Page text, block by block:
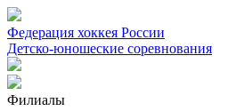
Федерация хоккея России
Детско-юношеские соревнования
Филиалы